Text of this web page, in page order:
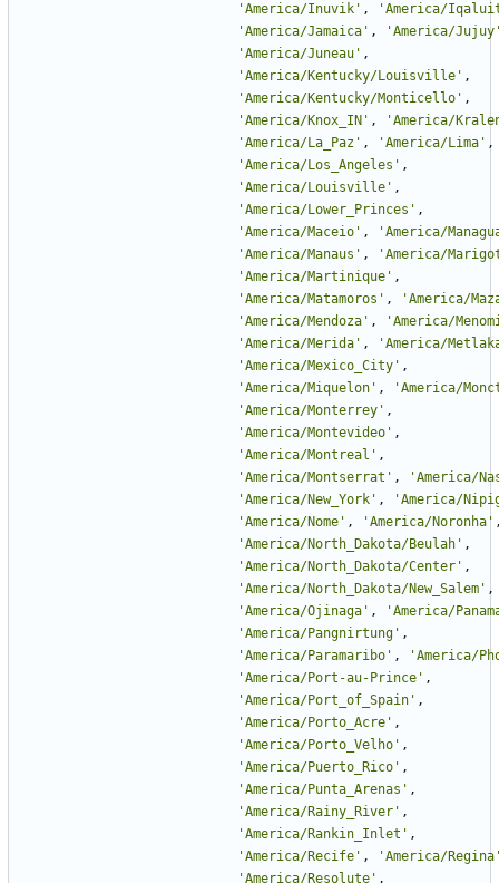
'America/Inuvik ' , 'America/
'America/Jamaica ' , 'America/Jujuy
'America/Juneau ' ,
'America/Kentucky/Louisville ' ,
'America/Kentucky/Monticello ' ,
'America/Knox_IN ' , 'America/
'America/La_Paz ' , 'America/Lima ' ,
'America/Los_Angeles ' ,
'America/Louisville ' ,
'America/Lower_Princes ' ,
'America/Maceio ' , 'America/
'America/Manaus ' , 'America/
'America/Martinique ' ,
'America/Matamoros ' , 'America/
'America/Mendoza ' , 'America/
'America/Merida ' , 'America/
'America/Mexico_City ' ,
'America/Miquelon ' , 'America/
'America/Monterrey ' ,
'America/Montevideo ' ,
'America/Montreal ' ,
'America/Montserrat ' , 'America/
'America/New_York ' , 'America/
'America/Nome ' , 'America/Noronha '
'America/North_Dakota/Beulah ' ,
'America/North_Dakota/Center ' ,
'America/North_Dakota/New_Salem ' ,
'America/Ojinaga ' , 'America/
'America/Pangnirtung ' ,
'America/Paramaribo ' , 'America/
'America/Port-au-Prince ' ,
'America/Port_of_Spain ' ,
'America/Porto_Acre ' ,
'America/Porto_Velho ' ,
'America/Puerto_Rico ' ,
'America/Punta_Arenas ' ,
'America/Rainy_River ' ,
'America/Rankin_Inlet ' ,
'America/Recife ' , 'America/Regina
'America/Resolute ' ,